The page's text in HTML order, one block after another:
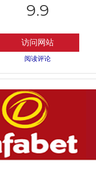
9.9
访问网站
阅读评论